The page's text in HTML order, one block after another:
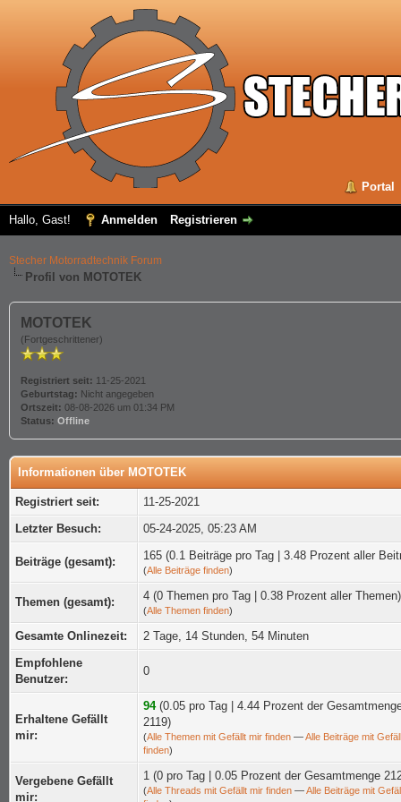
Portal
Hallo, Gast! Anmelden Registrieren
Stecher Motorradtechnik Forum
Profil von MOTOTEK
MOTOTEK
(Fortgeschrittener)
Registriert seit: 11-25-2021
Geburtstag: Nicht angegeben
Ortszeit: 08-08-2026 um 01:34 PM
Status: Offline
Informationen über MOTOTEK
Registriert seit:
11-25-2021
Letzter Besuch:
05-24-2025, 05:23 AM
Beiträge (gesamt): 165 (0.1 Beiträge pro Tag | 3.48 Prozent aller
(Alle Beiträge finden)
Themen (gesamt): 4 (0 Themen pro Tag | 0.38 Prozent aller Themen)
(Alle Themen finden)
Gesamte Onlinezeit:
2 Tage, 14 Stunden, 54 Minuten
Empfohlene
Benutzer:
0
Erhaltene Gefällt
mir:
94(0.05 pro Tag | 4.44 Prozent der
2119)
(Alle Themen mit Gefällt mir finden —Alle Beiträge mit
finden)
Vergebene Gefällt
mir:
1 (0 pro Tag | 0.05 Prozent der Gesamtmenge
(Alle Threads mit Gefällt mir finden —Alle Beiträge mit